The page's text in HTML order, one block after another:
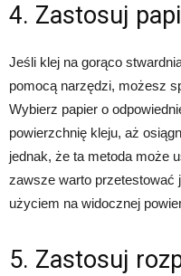
4. Zastosuj
Jeśli klej na gorąco
pomocą narzędzi, możesz
Wybierz papier o
powierzchnię kleju, aż
jednak, że ta metoda może
zawsze warto przetestować
użyciem na widocznej
5. Zastosuj